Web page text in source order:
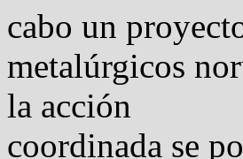
cabo un
metalúrgicos
la acción
coordinada se